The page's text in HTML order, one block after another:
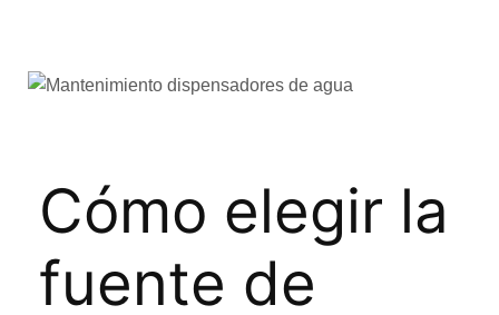
Cómo elegir la
fuente de